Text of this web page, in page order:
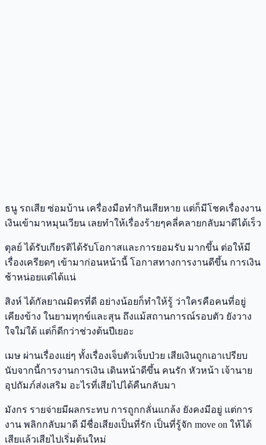
ธนู รถเสีย ซ่อมบ้าน เครื่องมือทํากินเสียหาย แต่ก็มีโชคเรื่องงาน
เงินเข้ามาหมุนเวียน เลยทําให้เรื่องร้ายๆคลี่คลายกลับมาดีได้เร็ว
ตุลย์ ได้รับเกียรติได้รับโอกาสและการยอมรับ มากขึ้น ต่อให้มี
เรื่องเครียดๆ เข้ามาก่อนหน้านี้ โอกาสทางการงานดีขึ้น การเงิน
ช้าหน่อยแต่ได้แน่
สิงห์ ได้กัลยาณมิตรที่ดี อย่างน้อยก็ทําให้รู้ ว่าใครคือคนที่อยู่
เคียงข้าง ในยามทุกข์และสุน ถึงแม้สถานการณ์รอบตัว ยังวาง
ใจใม่ใด้ แต่ก็ดีกว่าช่วงต้นปีเยอะ
เมษ ผ่านเรื่องแย่ๆ ทั้งเรื่องเจ็บตัวเจ็บป่วย เสียเงินถูกเอาเปรียบ
นับจากนี้การงานการเงิน เดินหน้าดีขึ้น คนรัก หัวหน้า เจ้านาย
อุปถัมภ์ส่งเสริม อะไรที่เสียไปได้คืนกลับมา
มังกร รายจ่ายมีผลกระทบ การถูกกลั่นแกล้ง ยังคงมีอยู่ แต่การ
งาน พลิกกลับมาดี มีชื่อเสียงเป็นที่รัก เป็นที่รู้จัก move on ให้ได้
เสียแล้วเสียไปเริ่มต้นใหม่